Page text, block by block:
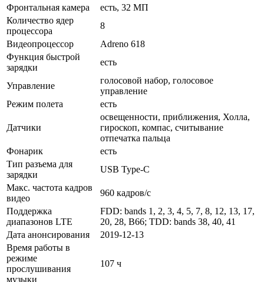
Фронтальная камера
есть, 32 МП
Количество ядер
процессора
8
Видеопроцессор
Adreno 618
Функция быстрой
зарядки
есть
Управление
голосовой набор, голосовое
управление
Режим полета
есть
Датчики
освещенности, приближения, Холла,
гироскоп, компас, считывание
отпечатка пальца
Фонарик
есть
Тип разъема для
зарядки
USB Type-C
Макс. частота кадров
видео
960 кадров/с
Поддержка
диапазонов LTE
FDD: bands 1, 2, 3, 4, 5, 7, 8, 12, 13, 17,
20, 28, B66; TDD: bands 38, 40, 41
Дата анонсирования
2019-12-13
Время работы в
режиме
прослушивания
музыки
107 ч